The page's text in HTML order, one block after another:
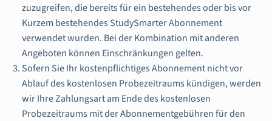
zuzugreifen, die bereits für ein bestehendes oder bis vor
Kurzem bestehendes StudySmarter Abonnement
verwendet wurden. Bei der Kombination mit anderen
Angeboten können Einschränkungen gelten.
Sofern Sie Ihr kostenpflichtiges Abonnement nicht vor
Ablauf des kostenlosen Probezeitraums kündigen, werden
wir Ihre Zahlungsart am Ende des kostenlosen
Probezeitraums mit der Abonnementgebühren für den